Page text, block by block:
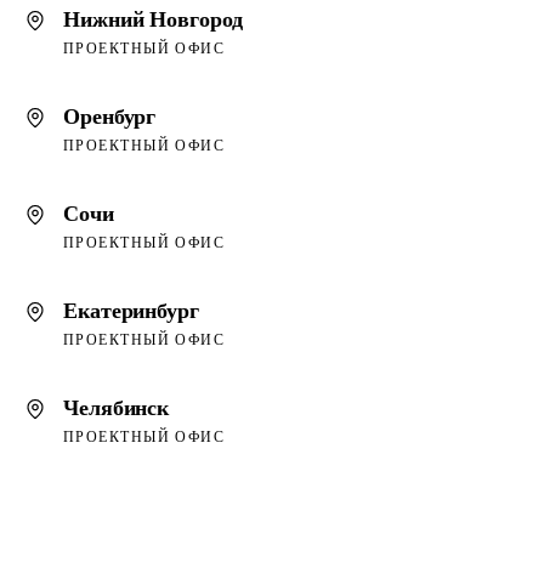
Нижний Новгород
ПРОЕКТНЫЙ ОФИС
Оренбург
ПРОЕКТНЫЙ ОФИС
Сочи
ПРОЕКТНЫЙ ОФИС
Екатеринбург
ПРОЕКТНЫЙ ОФИС
Челябинск
ПРОЕКТНЫЙ ОФИС